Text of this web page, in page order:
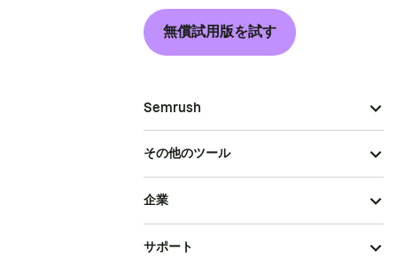
無償試用版を試す
Semrush
その他のツール
企業
サポート